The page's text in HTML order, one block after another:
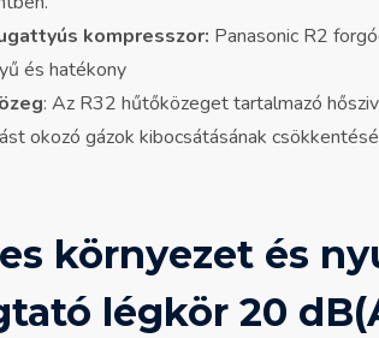
kompresszor: Panasonic R2
és hatékony
: Az R32 hűtőközeget tartalmazó
okozó gázok kibocsátásának
légkör 20